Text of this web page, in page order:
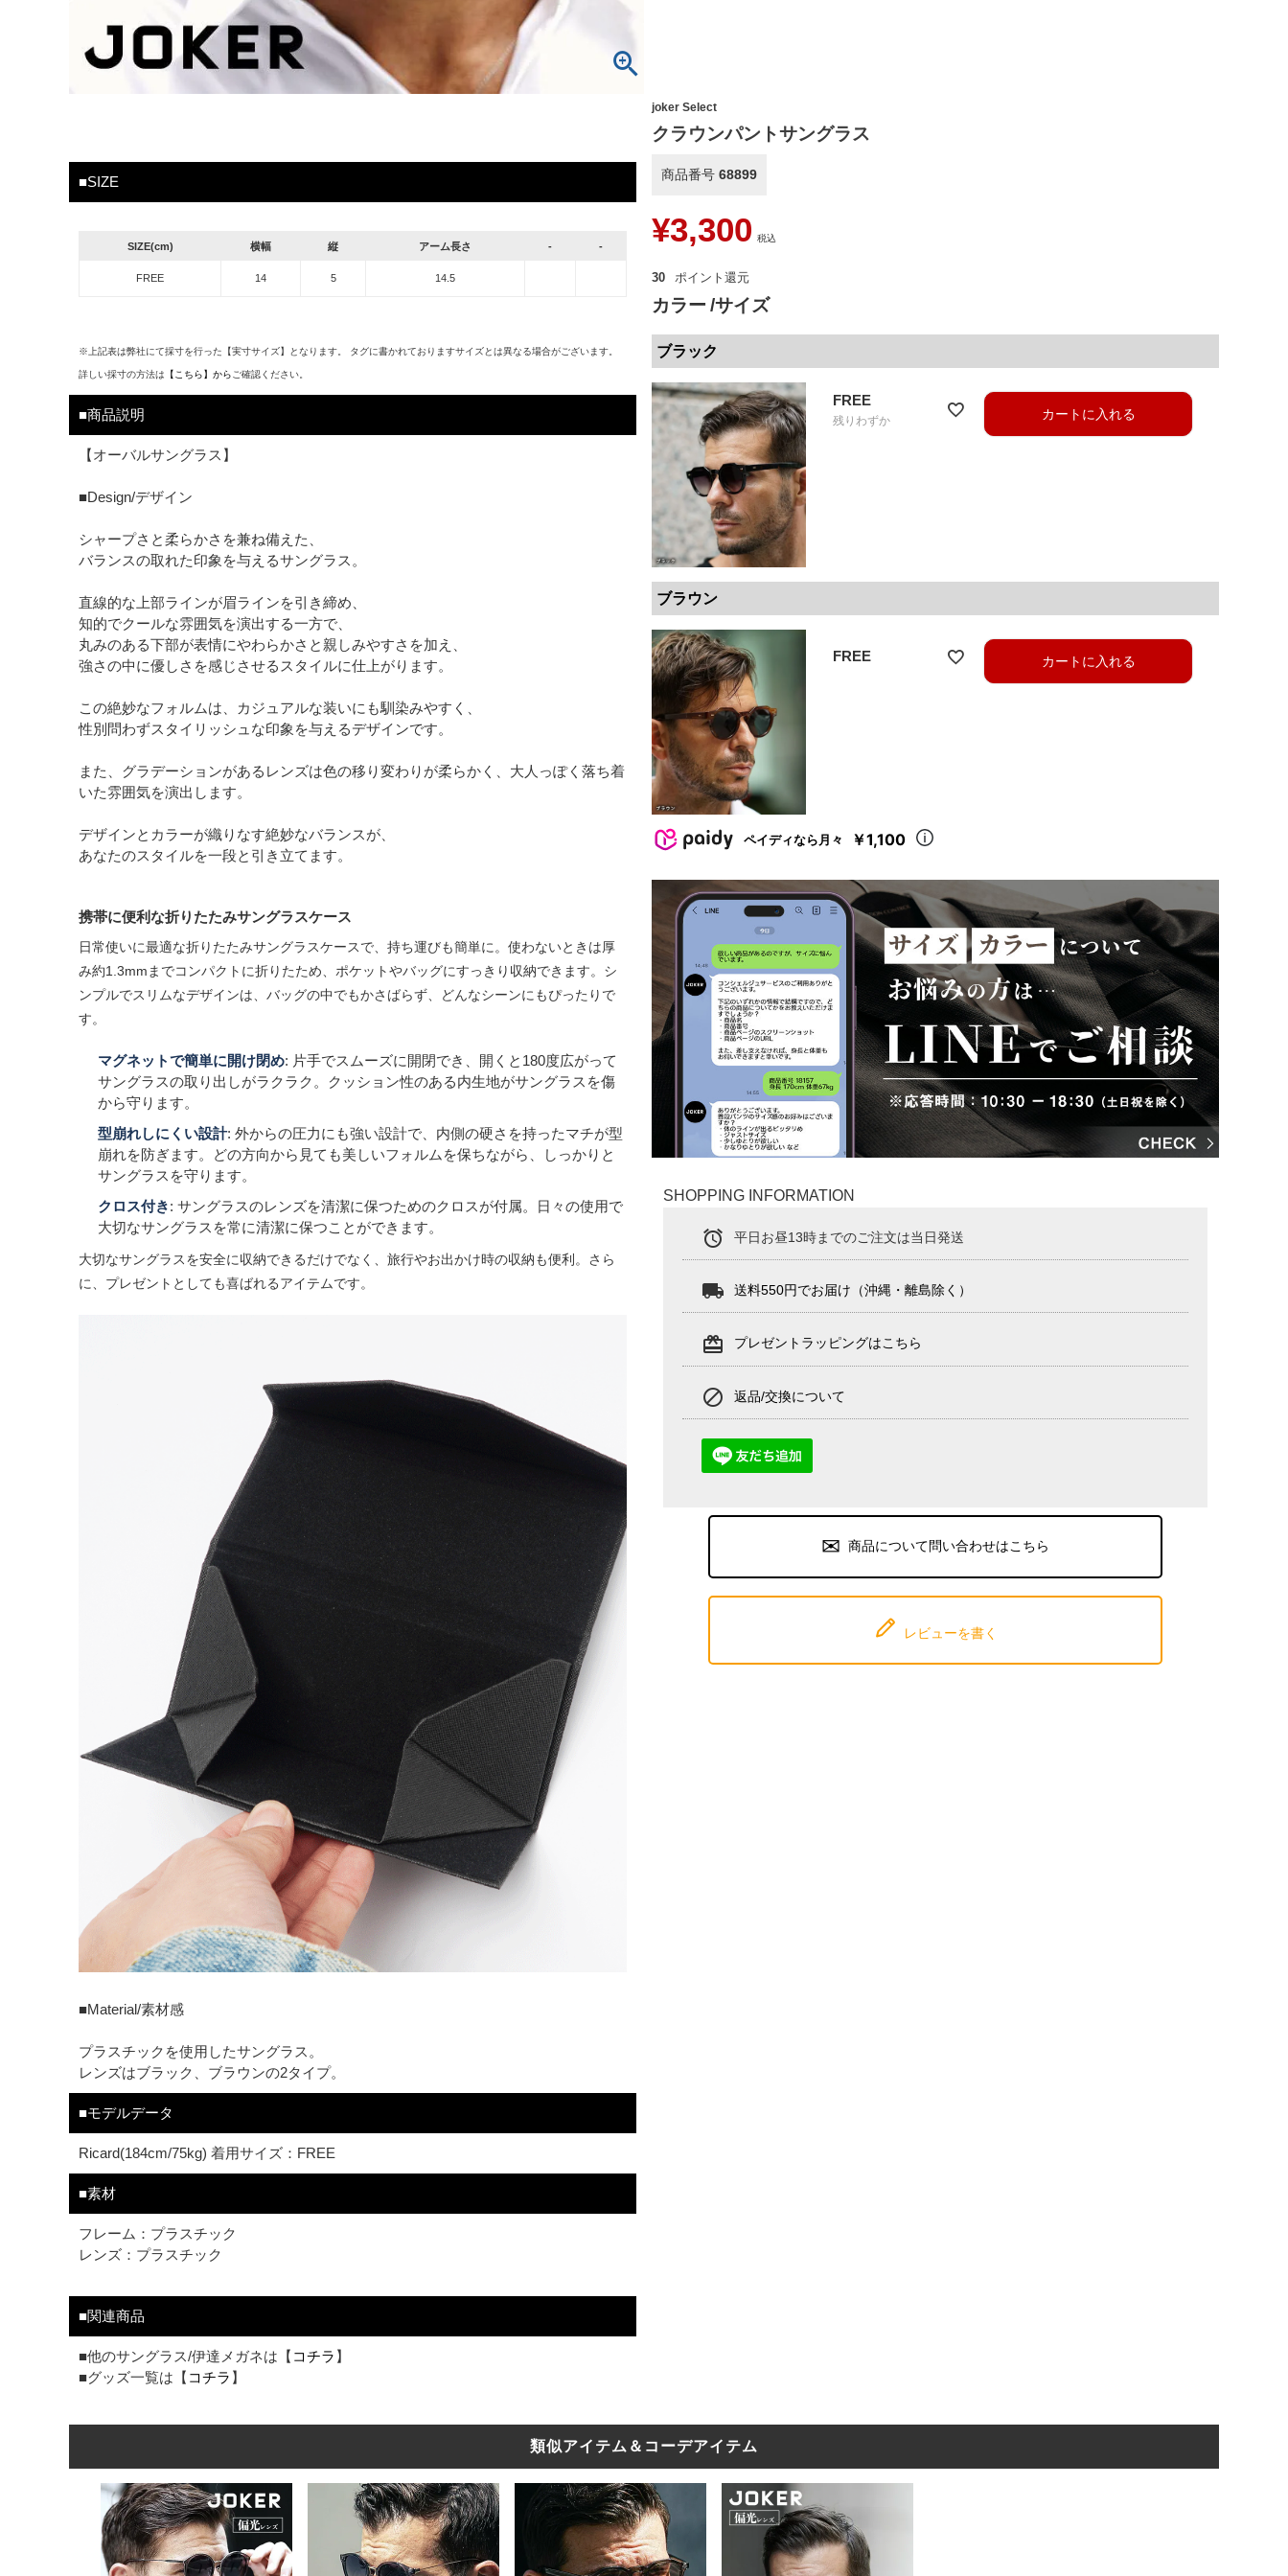
■SIZE
SIZE(cm) 横幅 縦 アーム長さ - -
FREE 14 5 14.5
※上記表は弊社にて採寸を行った【実寸サイズ】となります。 タグに書かれておりますサイズとは異なる場合がございます。
詳しい採寸の方法は 【こちら】から ご確認ください。
■商品説明
【オーバルサングラス】
■Design/デザイン
シャープさと柔らかさを兼ね備えた、
バランスの取れた印象を与えるサングラス。
直線的な上部ラインが眉ラインを引き締め、
知的でクールな雰囲気を演出する一方で、
丸みのある下部が表情にやわらかさと親しみやすさを加え、
強さの中に優しさを感じさせるスタイルに仕上がります。
この絶妙なフォルムは、カジュアルな装いにも馴染みやすく、
性別問わずスタイリッシュな印象を与えるデザインです。
また、グラデーションがあるレンズは色の移り変わりが柔らかく、大人っぽく落ち着
いた雰囲気を演出します。
デザインとカラーが織りなす絶妙なバランスが、
あなたのスタイルを一段と引き立てます。
携帯に便利な折りたたみサングラスケース
日常使いに最適な折りたたみサングラスケースで、持ち運びも簡単に。使わないときは厚
み約1.3mmまでコンパクトに折りたため、ポケットやバッグにすっきり収納できます。シ
ンプルでスリムなデザインは、バッグの中でもかさばらず、どんなシーンにもぴったりで
す。
マグネットで簡単に開け閉め: 片手でスムーズに開閉でき、開くと180度広がって
サングラスの取り出しがラクラク。クッション性のある内生地がサングラスを傷
から守ります。
型崩れしにくい設計: 外からの圧力にも強い設計で、内側の硬さを持ったマチが型
崩れを防ぎます。どの方向から見ても美しいフォルムを保ちながら、しっかりと
サングラスを守ります。
クロス付き: サングラスのレンズを清潔に保つためのクロスが付属。日々の使用で
大切なサングラスを常に清潔に保つことができます。
大切なサングラスを安全に収納できるだけでなく、旅行やお出かけ時の収納も便利。さら
に、プレゼントとしても喜ばれるアイテムです。
■Material/素材感
プラスチックを使用したサングラス。
レンズはブラック、ブラウンの2タイプ。
■モデルデータ
Ricard(184cm/75kg) 着用サイズ：FREE
■素材
フレーム：プラスチック
レンズ：プラスチック
■関連商品
■他のサングラス/伊達メガネは【 コチラ 】
■グッズ一覧は【 コチラ 】
joker Select
クラウンパントサングラス
商品番号 68899
¥3,300 税込
30
カラー サイズ
ブラック
FREE
残りわずか カートに入れる
ブラウン
FREE カートに入れる
ペイディなら月々 ￥1,100
SHOPPING INFORMATION
alarm 平日お昼13時までのご注文は当日発送
local_shipping 送料550円でお届け（沖縄・離島除く）
card_giftcard プレゼントラッピングはこちら
block 返品/交換について
商品について問い合わせはこちら
レビューを書く
類似アイテム＆コーデアイテム